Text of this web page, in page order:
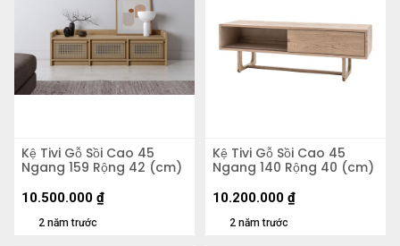
Kệ Tivi Gỗ Sồi Cao 45
Ngang 159 Rộng 42 (cm)
2 năm trước
10.500.000 ₫
Kệ Tivi Gỗ Sồi Cao 45
Ngang 140 Rộng 40 (cm)
2 năm trước
10.200.000 ₫